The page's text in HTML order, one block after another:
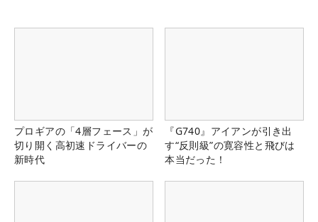
プロギアの「4層フェース」が
切り開く高初速ドライバーの
新時代
『G740』アイアンが引き出
す“反則級”の寛容性と飛びは
本当だった！